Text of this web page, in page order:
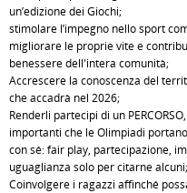
un’edizione dei Giochi;
stimolare l’impegno nello sport
migliorare le proprie vite e
benessere dell'intera comunità;
Accrescere la conoscenza del
che accadrà nel 2026;
Renderli partecipi di un
importanti che le Olimpiadi portano
con sé: fair play, partecipazione,
uguaglianza solo per citarne alcuni;
Coinvolgere i ragazzi affinché